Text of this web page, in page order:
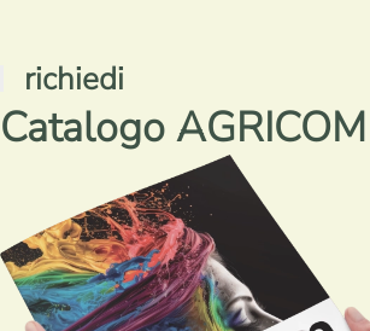
richiedi
Catalogo AGRICOM